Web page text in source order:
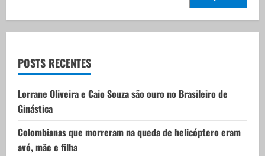
g
t
i
o
n
POSTS RECENTES
Lorrane Oliveira e Caio Souza são ouro no Brasileiro de
Ginástica
Colombianas que morreram na queda de helicóptero eram
avó, mãe e filha